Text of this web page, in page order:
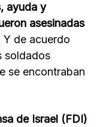
ayuda y
asesinadas
Y de acuerdo
soldados
se encontraban
de Israel (FDI)